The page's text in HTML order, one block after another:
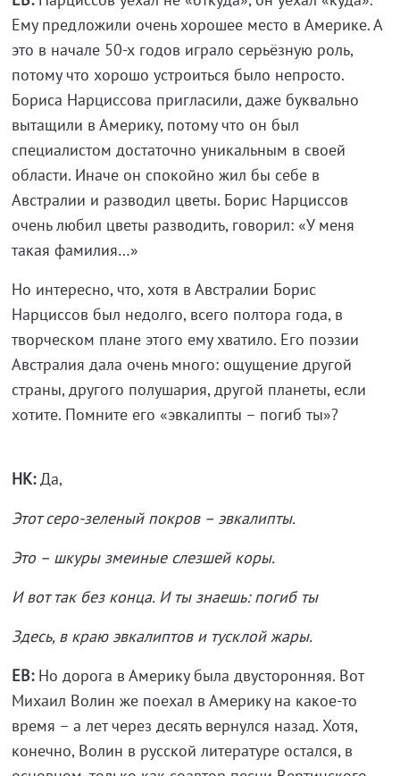
Ему предложили очень хорошее место в Америке. А
это в начале 50-х годов играло серьёзную роль,
потому что хорошо устроиться было непросто.
Бориса Нарциссова пригласили, даже буквально
вытащили в Америку, потому что он был
специалистом достаточно уникальным в своей
области. Иначе он спокойно жил бы себе в
Австралии и разводил цветы. Борис Нарциссов
очень любил цветы разводить, говорил: «У меня
такая фамилия…»
Но интересно, что, хотя в Австралии Борис
Нарциссов был недолго, всего полтора года, в
творческом плане этого ему хватило. Его поэзии
Австралия дала очень много: ощущение другой
страны, другого полушария, другой планеты, если
хотите. Помните его «эвкалипты – погиб ты»?
НК:Да,
Этот серо-зеленый покров – эвкалипты.
Это – шкуры змеиные слезшей коры.
И вот так без конца. И ты знаешь: погиб ты
Здесь, в краю эвкалиптов и тусклой жары.
ЕВ:Но дорога в Америку была двусторонняя. Вот
Михаил Волин же поехал в Америку на какое-то
время – а лет через десять вернулся назад. Хотя,
конечно, Волин в русской литературе остался, в